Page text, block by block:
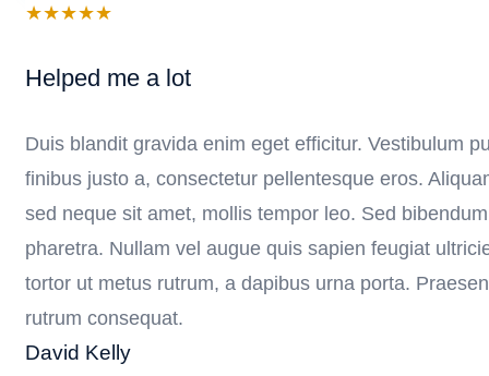
★★★★★
Helped me a lot
Duis blandit gravida enim eget efficitur. Vestibulum
finibus justo a, consectetur pellentesque eros.
sed neque sit amet, mollis tempor leo. Sed
pharetra. Nullam vel augue quis sapien feugiat
tortor ut metus rutrum, a dapibus urna porta.
rutrum consequat.
David Kelly